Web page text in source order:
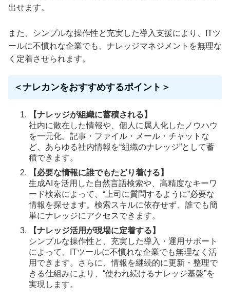
出せます。
また、シンプルな操作性と充実した導入支援により、ITツ
ールに不慣れな企業でも、ナレッジマネジメントを無理な
く定着させられます。
＜ナレカンをおすすめするポイント＞
【ナレッジが組織に蓄積される】
社内に散在した情報や、個人に属人化したノウハウ
を一元化。記事・ファイル・メール・チャットな
ど、あらゆる社内情報を“組織のナレッジ”として蓄
積できます。
【必要な情報に誰でもたどり着ける】
生成AIを活用した自然言語検索や、高精度なキーワ
ード検索によって、“上司に質問するように”必要な
情報を探せます。検索スキルに依存せず、誰でも簡
単にナレッジにアクセスできます。
【ナレッジ活用が現場に定着する】
シンプルな操作性と、充実した導入・運用サポート
によって、ITツールに不慣れな企業でも無理なく活
用できます。さらに、情報を継続的に更新・整理で
きる仕組みにより、“使われ続けるナレッジ基盤”を
実現します。